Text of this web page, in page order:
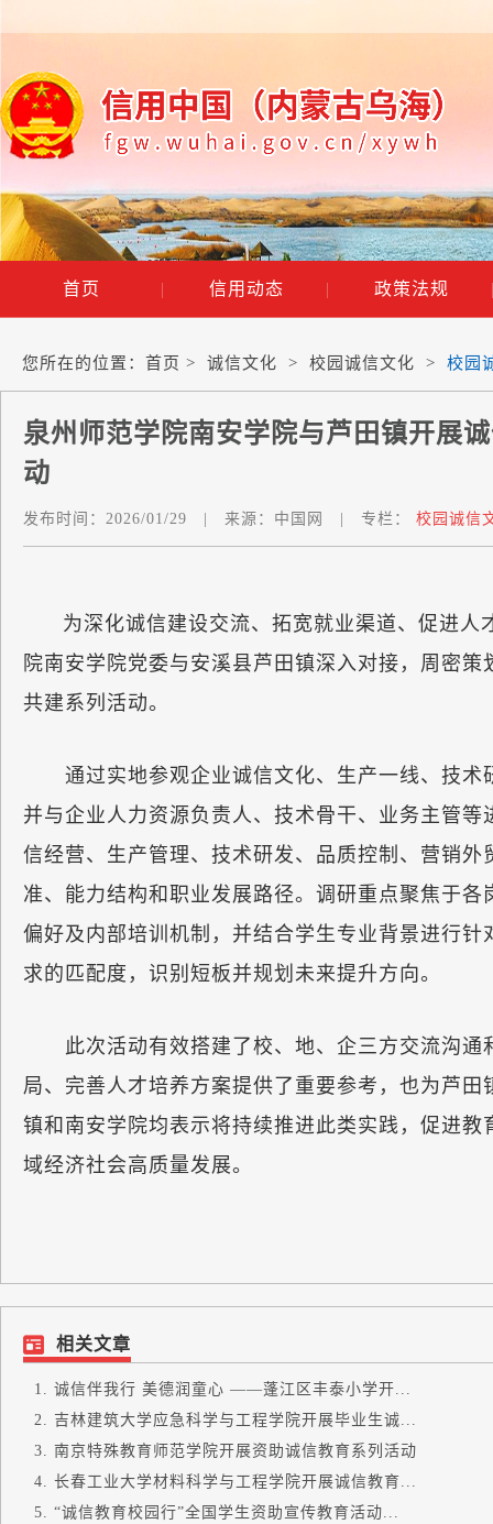
首页 | 信用动态 | 政策法规
您所在的位置： 首页 > 诚信文化 > 校园诚信文化 > 校园
泉州师范学院南安学院与芦田镇开展
动
发布时间： 2026/01/29 来源： 中国网 专栏： 校园诚信
为深化诚信建设交流、拓宽就业渠道、促进
院南安学院党委与安溪县芦田镇深入对接，周密
共建系列活动。
通过实地参观企业诚信文化、生产一线、技术
并与企业人力资源负责人、技术骨干、业务主管
信经营、生产管理、技术研发、品质控制、营销
准、能力结构和职业发展路径。调研重点聚焦于
偏好及内部培训机制，并结合学生专业背景进行
求的匹配度，识别短板并规划未来提升方向。
此次活动有效搭建了校、地、企三方交流沟通
局、完善人才培养方案提供了重要参考，也为芦
镇和南安学院均表示将持续推进此类实践，促进
域经济社会高质量发展。
相关文章
诚信伴我行 美德润童心 ——蓬江区丰泰小学开...
吉林建筑大学应急科学与工程学院开展毕业生诚...
南京特殊教育师范学院开展资助诚信教育系列活动
长春工业大学材料科学与工程学院开展诚信教育...
“诚信教育校园行”全国学生资助宣传教育活动...